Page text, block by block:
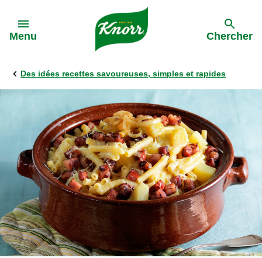
Menu Chercher
Des idées recettes savoureuses, simples et rapides